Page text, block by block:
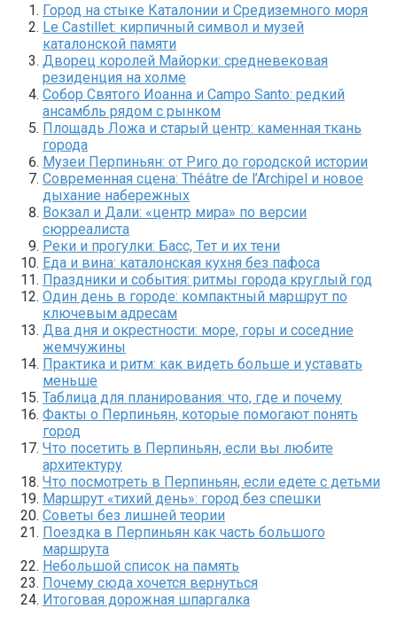
Город на стыке Каталонии и Средиземного моря
Le Castillet: кирпичный символ и музей
каталонской памяти
Дворец королей Майорки: средневековая
резиденция на холме
Собор Святого Иоанна и Campo Santo: редкий
ансамбль рядом с рынком
Площадь Ложа и старый центр: каменная ткань
города
Музеи Перпиньян: от Риго до городской истории
Современная сцена: Théâtre de l’Archipel и новое
дыхание набережных
Вокзал и Дали: «центр мира» по версии
сюрреалиста
Реки и прогулки: Басс, Тет и их тени
Еда и вина: каталонская кухня без пафоса
Праздники и события: ритмы города круглый год
Один день в городе: компактный маршрут по
ключевым адресам
Два дня и окрестности: море, горы и соседние
жемчужины
Практика и ритм: как видеть больше и уставать
меньше
Таблица для планирования: что, где и почему
Факты о Перпиньян, которые помогают понять
город
Что посетить в Перпиньян, если вы любите
архитектуру
Что посмотреть в Перпиньян, если едете с детьми
Маршрут «тихий день»: город без спешки
Советы без лишней теории
Поездка в Перпиньян как часть большого
маршрута
Небольшой список на память
Почему сюда хочется вернуться
Итоговая дорожная шпаргалка